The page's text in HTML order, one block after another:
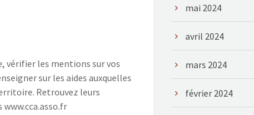
vérifier les mentions sur vos
sur les aides auxquelles
Retrouvez leurs
mai 2024
avril 2024
mars 2024
février 2024